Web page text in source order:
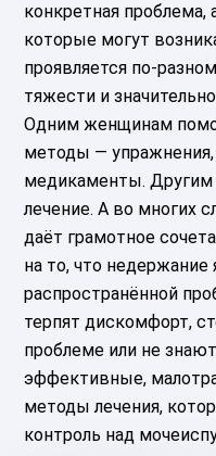
конкретная
которые могут
проявляется по-
тяжести и
Одним женщинам
методы — упражнения,
медикаменты. Другим
лечение. А во многих
даёт грамотное
на то, что недержание
распространённой
терпят дискомфорт,
проблеме или не
эффективные,
методы лечения,
контроль над